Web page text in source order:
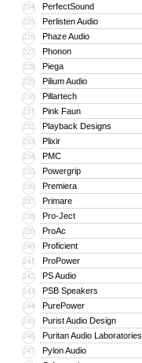
224 PerfectSound
225 Perlisten Audio
226 Phaze Audio
227 Phonon
228 Piega
229 Pilium Audio
230 Pillartech
231 Pink Faun
232 Playback Designs
233 Plixir
234 PMC
235 Powergrip
236 Premiera
237 Primare
238 Pro-Ject
239 ProAc
240 Proficient
241 ProPower
242 PS Audio
243 PSB Speakers
244 PurePower
245 Purist Audio Design
246 Puritan Audio Laboratories
247 Pylon Audio